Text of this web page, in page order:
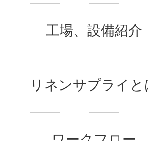
工場、設備紹介
リネンサプライと